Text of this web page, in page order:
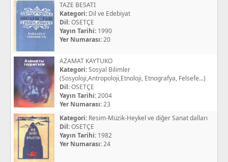
TAZE BESATI
Kategori: Dil ve Edebiyat
Dil:OSETÇE
Yayın Tarihi: 1990
Yer Numarası:20
AZAMAT KAYTUKO
Kategori:Sosyal Bilimler
(Sosyoloji,Antropoloji,Etnoloji, Etnografya, Felsefe...)
Dil:OSETÇE
Yayın Tarihi:2004
Yer Numarası:23
Kategori: Resim-Müzik-Heykel ve diğer Sanat dalları
Dil:OSETÇE
Yayın Tarihi: 1982
Yer Numarası:24